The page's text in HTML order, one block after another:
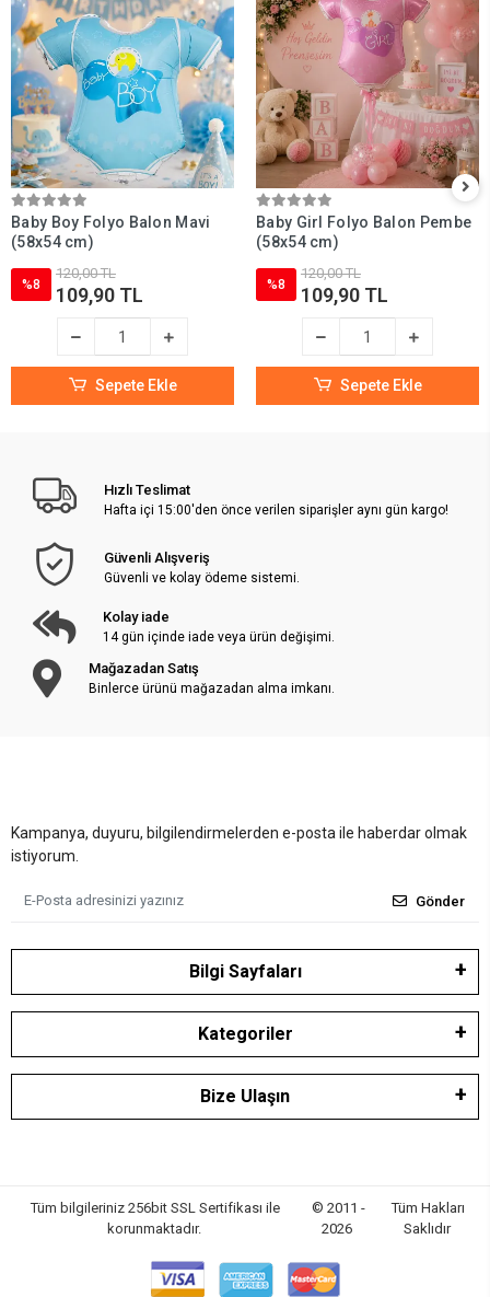
Baby Boy Folyo Balon Mavi
(58x54 cm)
%8
120,00 TL
109,90 TL
Sepete Ekle
Baby Girl Folyo Balon Pembe
(58x54 cm)
%8
120,00 TL
109,90 TL
Sepete Ekle
Hızlı Teslimat
Hafta içi 15:00'den önce verilen siparişler aynı gün kargo!
Güvenli Alışveriş
Güvenli ve kolay ödeme sistemi.
Kolay iade
14 gün içinde iade veya ürün değişimi.
Mağazadan Satış
Binlerce ürünü mağazadan alma imkanı.
Kampanya, duyuru, bilgilendirmelerden e-posta ile haberdar olmak
istiyorum.
Gönder
Bilgi Sayfaları
Kategoriler
Bize Ulaşın
Tüm bilgileriniz 256bit SSL Sertifikası ile
korunmaktadır.
© 2011 -
2026
Tüm Hakları
Saklıdır